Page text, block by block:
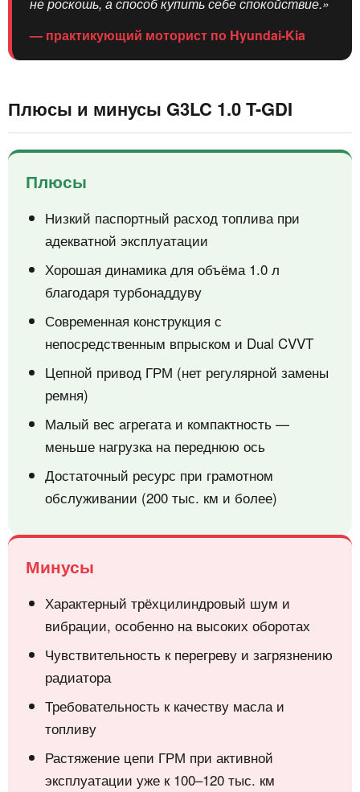
не роскошь, а способ купить себе спокойствие.»
— практикующий моторист по Hyundai-Kia
Плюсы и минусы G3LC 1.0 T-GDI
Плюсы
Низкий паспортный расход топлива при
адекватной эксплуатации
Хорошая динамика для объёма 1.0 л
благодаря турбонаддуву
Современная конструкция с
непосредственным впрыском и Dual CVVT
Цепной привод ГРМ (нет регулярной замены
ремня)
Малый вес агрегата и компактность —
меньше нагрузка на переднюю ось
Достаточный ресурс при грамотном
обслуживании (200 тыс. км и более)
Минусы
Характерный трёхцилиндровый шум и
вибрации, особенно на высоких оборотах
Чувствительность к перегреву и загрязнению
радиатора
Требовательность к качеству масла и
топливу
Растяжение цепи ГРМ при активной
эксплуатации уже к 100–120 тыс. км